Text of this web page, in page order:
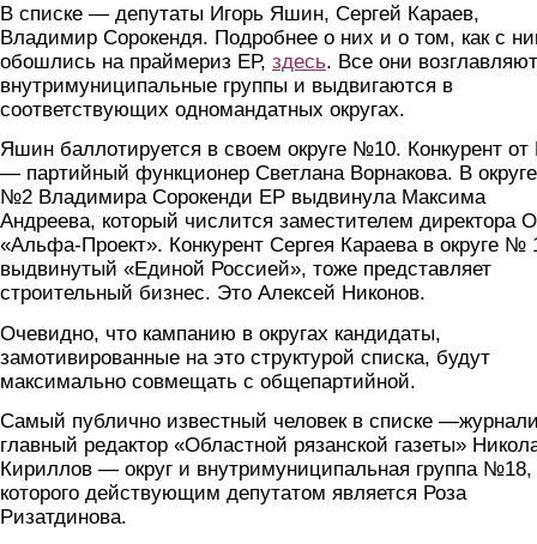
В списке — депутаты Игорь Яшин, Сергей Караев,
Владимир Сорокендя. Подробнее о них и о том, как с
обошлись на праймериз ЕР, здесь. Все они возглавляют
внутримуниципальные группы и выдвигаются в
соответствующих одномандатных округах.
Яшин баллотируется в своем округе №10. Конкурент от
— партийный функционер Светлана Ворнакова. В округе
№2 Владимира Сорокенди ЕР выдвинула Максима
Андреева, который числится заместителем директора
«Альфа-Проект». Конкурент Сергея Караева в округе №
выдвинутый «Единой Россией», тоже представляет
строительный бизнес. Это Алексей Никонов.
Очевидно, что кампанию в округах кандидаты,
замотивированные на это структурой списка, будут
максимально совмещать с общепартийной.
Самый публично известный человек в списке
главный редактор «Областной рязанской газеты»
Кириллов — округ и внутримуниципальная группа №18,
которого действующим депутатом является Роза
Ризатдинова.